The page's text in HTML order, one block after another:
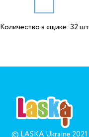
Количество в ящике: 32 шт
© LASKA Ukraine 2021